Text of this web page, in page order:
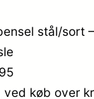
stål/sort
ved køb over